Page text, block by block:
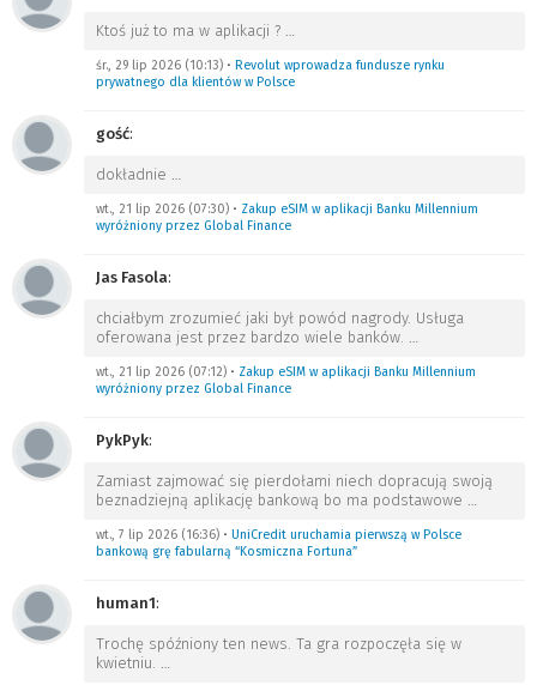
Ktoś już to ma w aplikacji ? …
śr., 29 lip 2026 (10:13) • Revolut wprowadza fundusze rynku
prywatnego dla klientów w Polsce
gość:
dokładnie …
wt., 21 lip 2026 (07:30) • Zakup eSIM w aplikacji Banku Millennium
wyróżniony przez Global Finance
Jas Fasola:
chciałbym zrozumieć jaki był powód nagrody. Usługa
oferowana jest przez bardzo wiele banków. …
wt., 21 lip 2026 (07:12) • Zakup eSIM w aplikacji Banku Millennium
wyróżniony przez Global Finance
PykPyk:
Zamiast zajmować się pierdołami niech dopracują swoją
beznadziejną aplikację bankową bo ma podstawowe …
wt., 7 lip 2026 (16:36) • UniCredit uruchamia pierwszą w Polsce
bankową grę fabularną “Kosmiczna Fortuna”
human1:
Trochę spóźniony ten news. Ta gra rozpoczęła się w
kwietniu. …